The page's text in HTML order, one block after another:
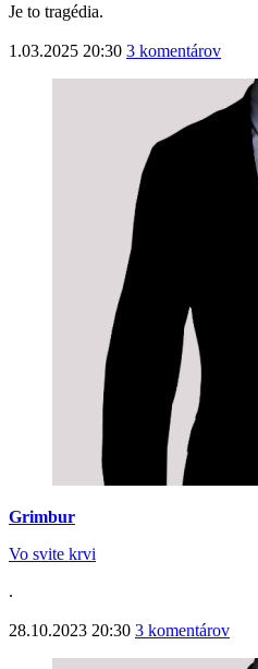
Je to tragédia.
1.03.2025 20:30 3 komentárov
Grimbur
Vo svite krvi
.
28.10.2023 20:30 3 komentárov